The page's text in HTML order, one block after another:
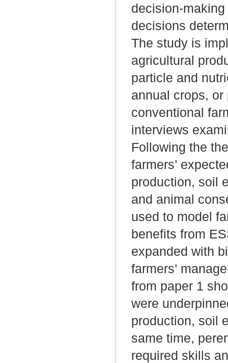
decision-
decisions
The study is
agricultural
particle and
annual crops,
conventional
interviews
Following the
farmers’
production, soil
and animal
used to model
benefits from
expanded with
farmers’
from paper 1
were
production, soil
same time,
required skills